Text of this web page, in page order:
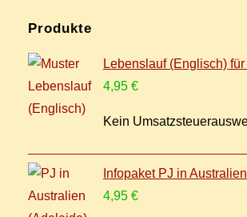
Pro­duk­te
Lebenslauf (Englisch)
4,95 €
Kein
Infopaket PJ in
4,95 €